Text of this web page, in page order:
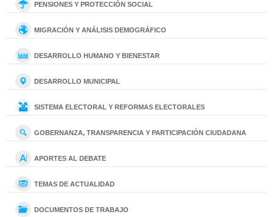
PENSIONES Y PROTECCIÓN SOCIAL
MIGRACIÓN Y ANÁLISIS DEMOGRÁFICO
DESARROLLO HUMANO Y BIENESTAR
DESARROLLO MUNICIPAL
SISTEMA ELECTORAL Y REFORMAS ELECTORALES
GOBERNANZA, TRANSPARENCIA Y PARTICIPACIÓN CIUDADANA
APORTES AL DEBATE
TEMAS DE ACTUALIDAD
DOCUMENTOS DE TRABAJO